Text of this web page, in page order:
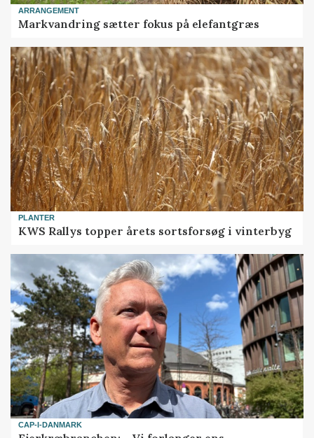
ARRANGEMENT
Markvandring sætter fokus på elefantgræs
PLANTER
KWS Rallys topper årets sortsforsøg i vinterbyg
CAP-I-DANMARK